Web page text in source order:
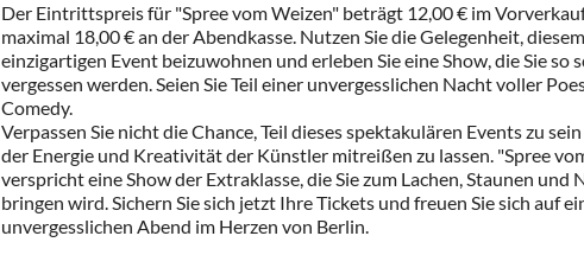
Der Eintrittspreis für "Spree vom Weizen" beträgt 12,00 € im
maximal 18,00 € an der Abendkasse. Nutzen Sie die Gelegenheit, diesem
einzigartigen Event beizuwohnen und erleben Sie eine Show, die Sie so
vergessen werden. Seien Sie Teil einer unvergesslichen Nacht voller
Comedy.
Verpassen Sie nicht die Chance, Teil dieses spektakulären Events zu
der Energie und Kreativität der Künstler mitreißen zu lassen. "Spree
verspricht eine Show der Extraklasse, die Sie zum Lachen, Staunen und
bringen wird. Sichern Sie sich jetzt Ihre Tickets und freuen Sie sich auf
unvergesslichen Abend im Herzen von Berlin.